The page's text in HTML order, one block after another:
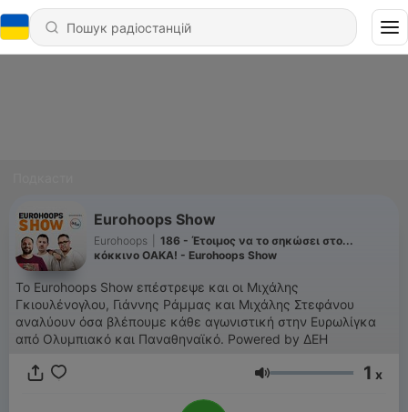
Eurohoops Show
Eurohoops
186 - Έτοιμος να το σηκώσει στο...
κόκκινο ΟΑΚΑ! - Eurohoops Show
Το Eurohoops Show επέστρεψε και οι Μιχάλης
Γκιουλένογλου, Γιάννης Ράμμας και Μιχάλης Στεφάνου
αναλύουν όσα βλέπουμε κάθε αγωνιστική στην Ευρωλίγκα
από Ολυμπιακό και Παναθηναϊκό. Powered by ΔΕΗ
Гучність 1 x